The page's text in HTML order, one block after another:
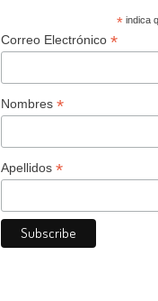
* indica
Correo Electrónico*
Nombres*
Apellidos*